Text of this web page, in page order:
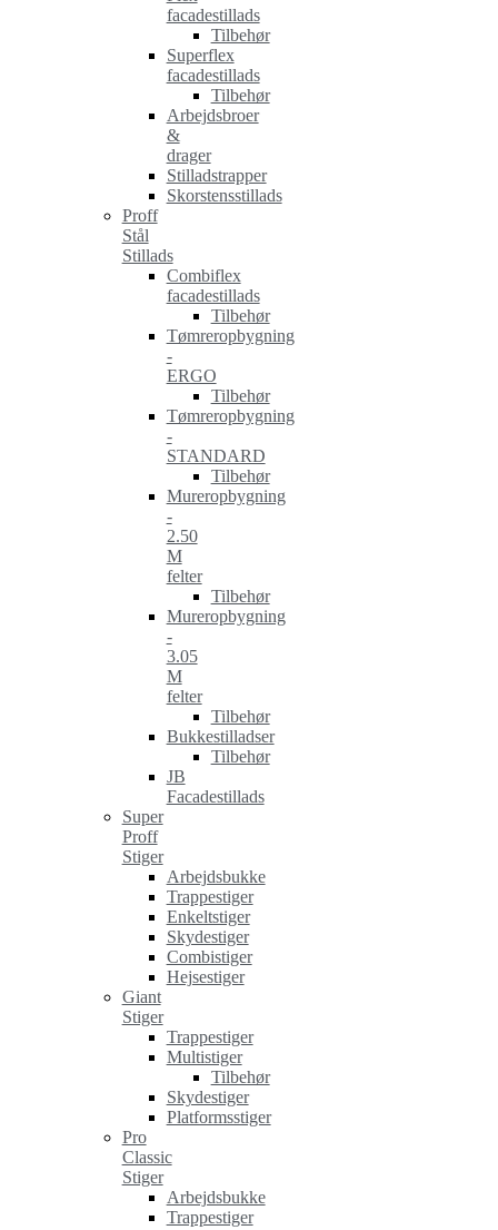
facadestillads
Tilbehør
Superflex
facadestillads
Tilbehør
Arbejdsbroer
&
drager
Stilladstrapper
Skorstensstillads
Proff
Stål
Stillads
Combiflex
facadestillads
Tilbehør
Tømreropbygning
-
ERGO
Tilbehør
Tømreropbygning
-
STANDARD
Tilbehør
Mureropbygning
-
2.50
M
felter
Tilbehør
Mureropbygning
-
3.05
M
felter
Tilbehør
Bukkestilladser
Tilbehør
JB
Facadestillads
Super
Proff
Stiger
Arbejdsbukke
Trappestiger
Enkeltstiger
Skydestiger
Combistiger
Hejsestiger
Giant
Stiger
Trappestiger
Multistiger
Tilbehør
Skydestiger
Platformsstiger
Pro
Classic
Stiger
Arbejdsbukke
Trappestiger